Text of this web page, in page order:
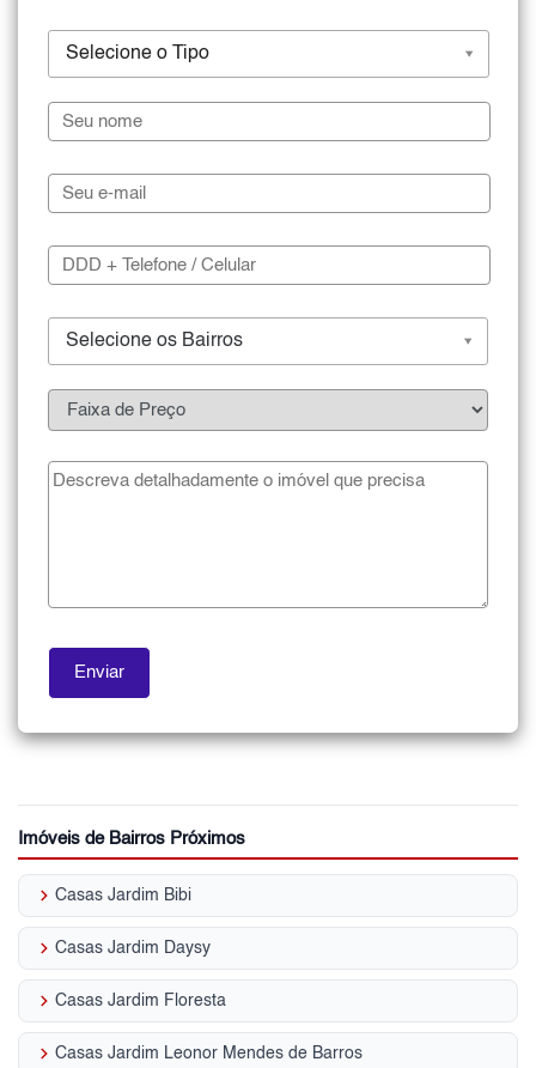
Selecione o Tipo
Selecione os Bairros
Imóveis de Bairros Próximos
keyboard_arrow_right Casas Jardim Bibi
keyboard_arrow_right Casas Jardim Daysy
keyboard_arrow_right Casas Jardim Floresta
keyboard_arrow_right Casas Jardim Leonor Mendes de Barros